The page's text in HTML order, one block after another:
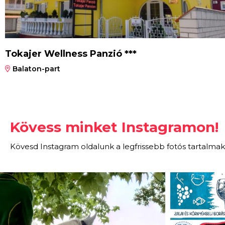
Tokajer Wellness Panzió ***
Balaton-part
Kövess minket Instagramon!
Kövesd Instagram oldalunk a legfrissebb fotós